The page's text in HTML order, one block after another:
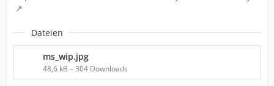
Dateien
ms_wip.jpg
48,6 kB – 304 Downloads